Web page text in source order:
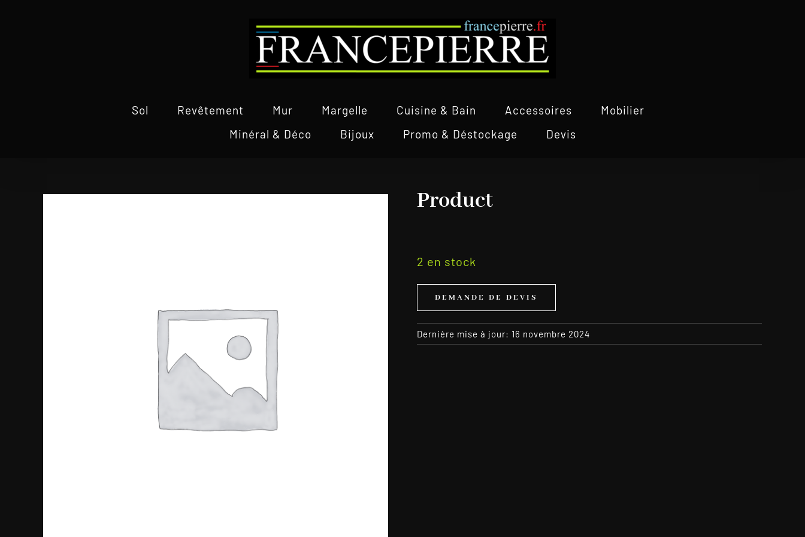
Sol Revêtement Mur Margelle Cuisine & Bain Accessoires
Mobilier
Minéral & Déco
Bijoux Promo & Déstockage Devis
Product
2 en stock
DEMANDE DE DEVIS
Dernière mise à jour: 16 novembre 2024